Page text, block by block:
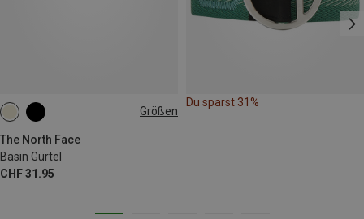
Größen
The North Face
Basin Gürtel
CHF 31.95
S M
Du sparst 31%